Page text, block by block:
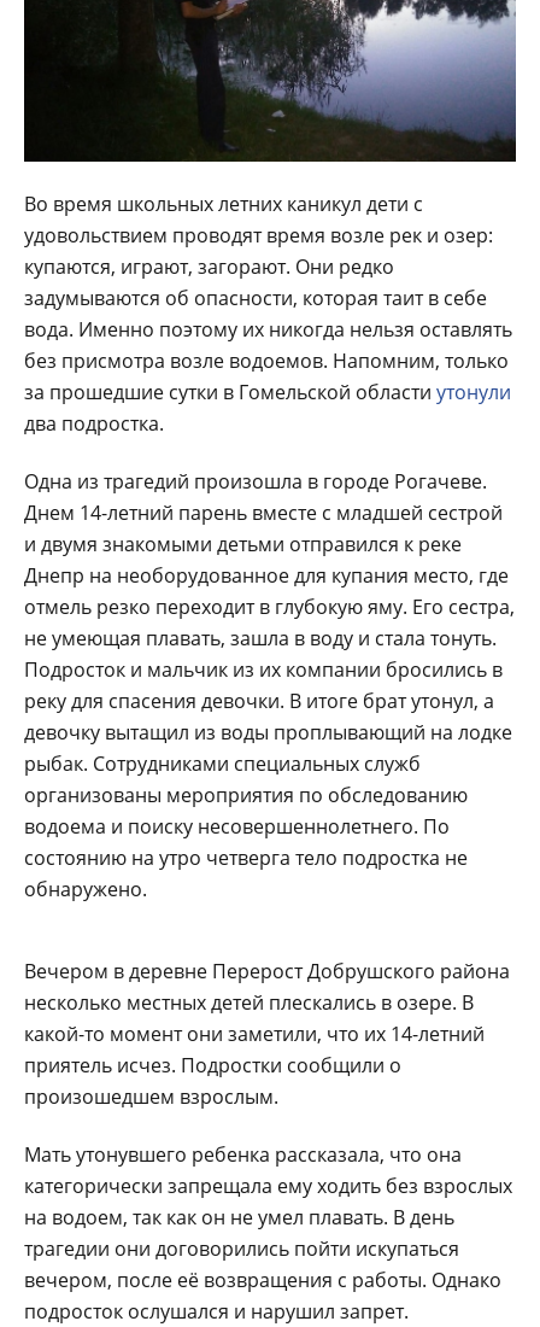
Во время школьных летних каникул дети с
удовольствием проводят время возле рек и озер:
купаются, играют, загорают. Они редко
задумываются об опасности, которая таит в себе
вода. Именно поэтому их никогда нельзя оставлять
без присмотра возле водоемов. Напомним, только
за прошедшие сутки в Гомельской области утонули
два подростка.
Одна из трагедий произошла в городе Рогачеве.
Днем 14-летний парень вместе с младшей сестрой
и двумя знакомыми детьми отправился к реке
Днепр на необорудованное для купания место, где
отмель резко переходит в глубокую яму. Его сестра,
не умеющая плавать, зашла в воду и стала тонуть.
Подросток и мальчик из их компании бросились в
реку для спасения девочки. В итоге брат утонул, а
девочку вытащил из воды проплывающий на лодке
рыбак. Сотрудниками специальных служб
организованы мероприятия по обследованию
водоема и поиску несовершеннолетнего. По
состоянию на утро четверга тело подростка не
обнаружено.
Вечером в деревне Перерост Добрушского района
несколько местных детей плескались в озере. В
какой-то момент они заметили, что их 14-летний
приятель исчез. Подростки сообщили о
произошедшем взрослым.
Мать утонувшего ребенка рассказала, что она
категорически запрещала ему ходить без взрослых
на водоем, так как он не умел плавать. В день
трагедии они договорились пойти искупаться
вечером, после её возвращения с работы. Однако
подросток ослушался и нарушил запрет.